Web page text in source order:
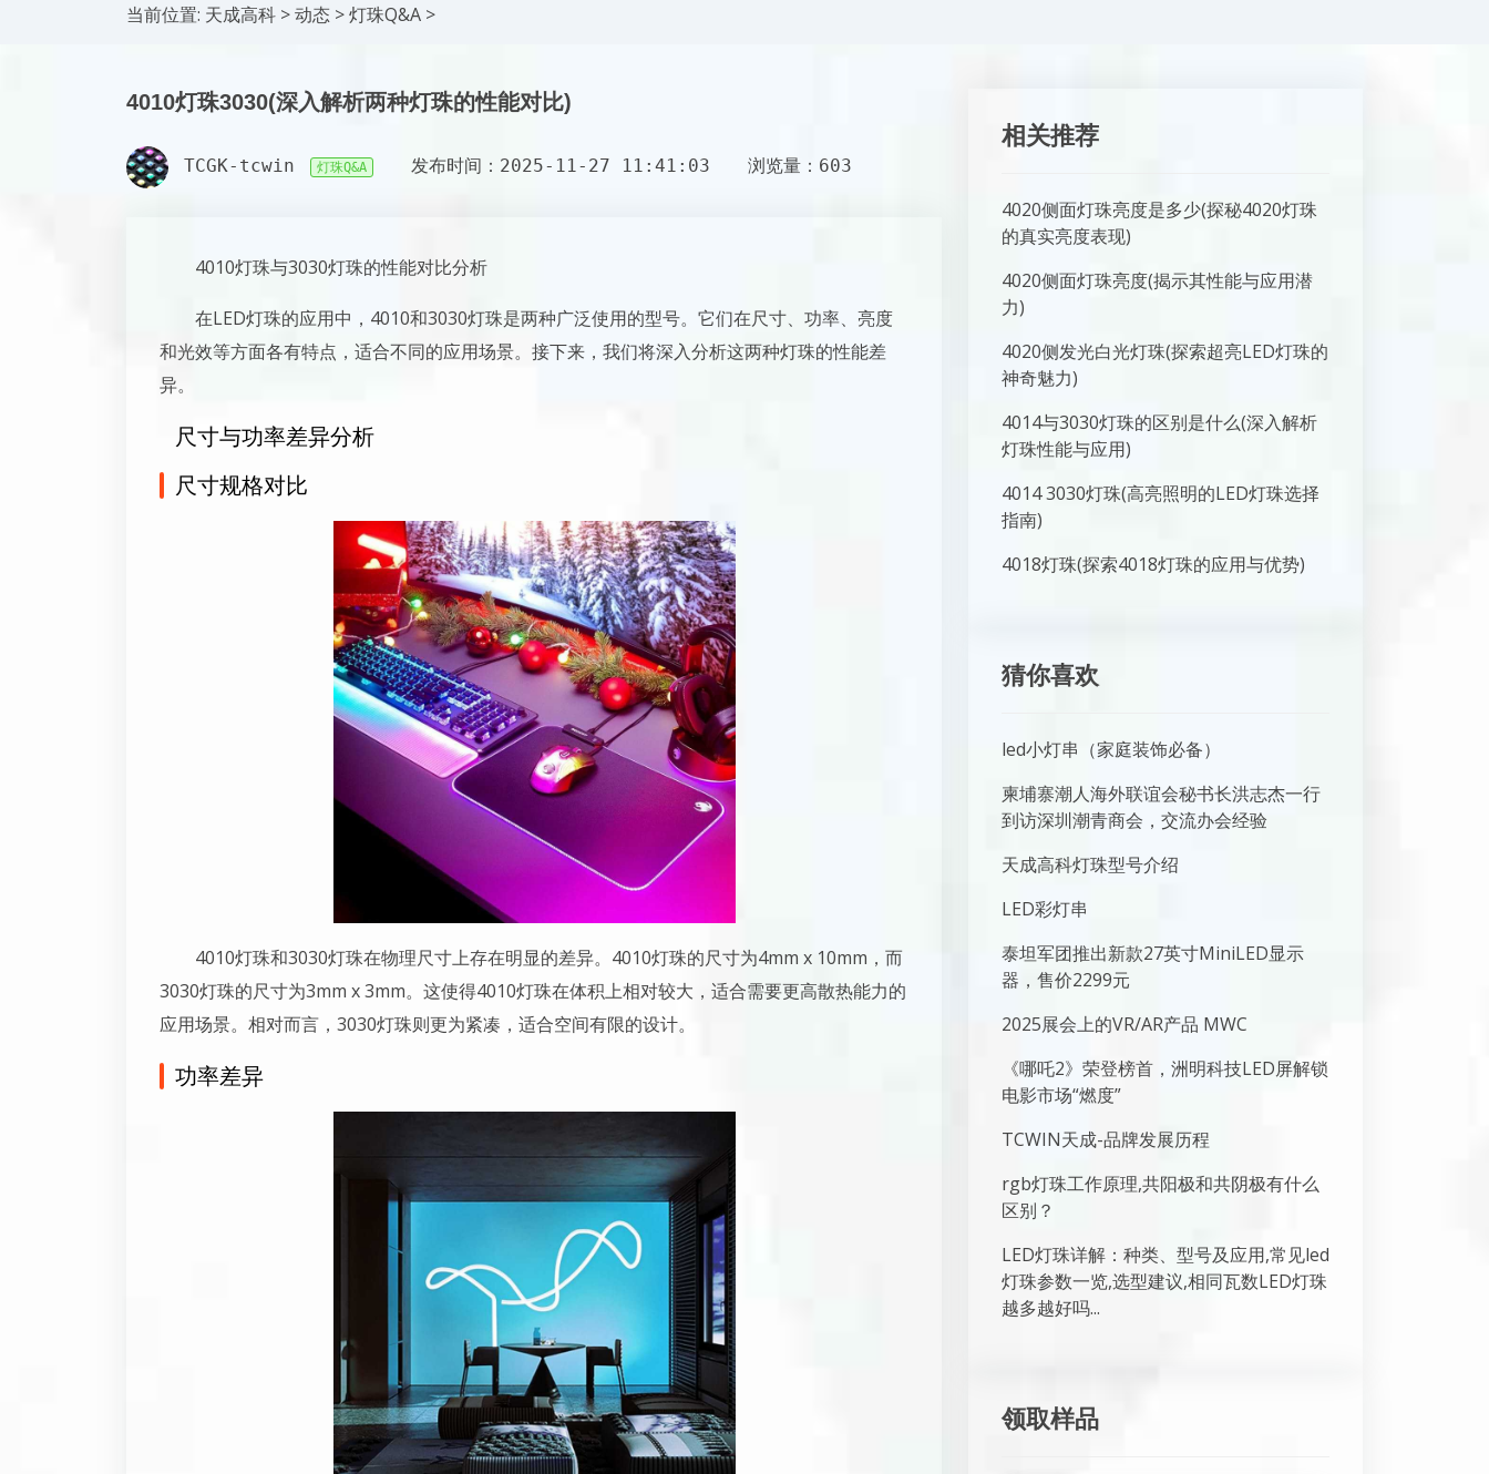
当前位置: 天成高科 >动态 >灯珠Q&A >
4010灯珠3030(深入解析两种灯珠的性能对比)
TCGK-tcwin 灯珠Q&A 发布时间：2025-11-27 11:41:03 浏览量：603
4010灯珠与3030灯珠的性能对比分析
在LED灯珠的应用中，4010和3030灯珠是两种广泛使用的型号。它们在尺寸、功率、亮度
和光效等方面各有特点，适合不同的应用场景。接下来，我们将深入分析这两种灯珠的性能差
异。
尺寸与功率差异分析
尺寸规格对比
4010灯珠和3030灯珠在物理尺寸上存在明显的差异。4010灯珠的尺寸为4mm x 10mm，而
3030灯珠的尺寸为3mm x 3mm。这使得4010灯珠在体积上相对较大，适合需要更高散热能力的
应用场景。相对而言，3030灯珠则更为紧凑，适合空间有限的设计。
功率差异
相关推荐
4020侧面灯珠亮度是多少(探秘4020灯珠
的真实亮度表现)
4020侧面灯珠亮度(揭示其性能与应用潜
力)
4020侧发光白光灯珠(探索超亮LED灯珠的
神奇魅力)
4014与3030灯珠的区别是什么(深入解析
灯珠性能与应用)
4014 3030灯珠(高亮照明的LED灯珠选择
指南)
4018灯珠(探索4018灯珠的应用与优势)
猜你喜欢
led小灯串（家庭装饰必备）
柬埔寨潮人海外联谊会秘书长洪志杰一行
到访深圳潮青商会，交流办会经验
天成高科灯珠型号介绍
LED彩灯串
泰坦军团推出新款27英寸MiniLED显示
器，售价2299元
2025展会上的VR/AR产品 MWC
《哪吒2》荣登榜首，洲明科技LED屏解锁
电影市场“燃度”
TCWIN天成-品牌发展历程
rgb灯珠工作原理,共阳极和共阴极有什么
区别？
LED灯珠详解：种类、型号及应用,常见led
灯珠参数一览,选型建议,相同瓦数LED灯珠
越多越好吗...
领取样品